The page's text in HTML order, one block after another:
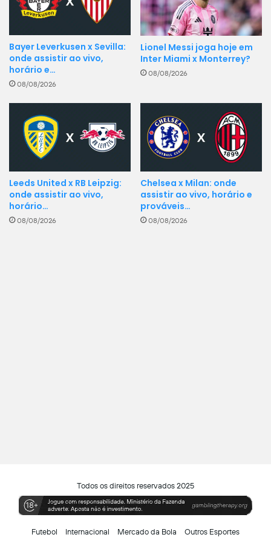
(Yamal)
Próximo jogo
Play Here
Bayer Leverkusen x Sevilla:
onde assistir ao vivo,
horário e…
08/08/2026
Lionel Messi joga hoje em
Inter Miami x Monterrey?
08/08/2026
Leeds United x RB Leipzig:
onde assistir ao vivo,
horário…
08/08/2026
Chelsea x Milan: onde
assistir ao vivo, horário e
prováveis…
08/08/2026
Todos os direitos reservados 2025
Futebol Internacional Mercado da Bola Outros Esportes